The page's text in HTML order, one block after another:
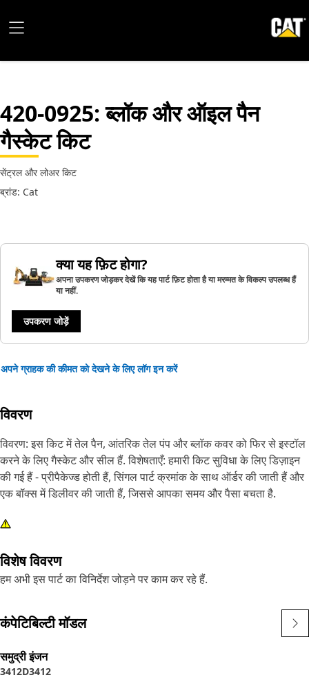
420-0925: ब्लॉक और ऑइल पैन
गैस्केट किट
सेंट्रल और लोअर किट
ब्रांड: Cat
क्या यह फ़िट होगा?
अपना उपकरण जोड़कर देखें कि यह पार्ट फ़िट होता है या मरम्मत के विकल्प उपलब्ध हैं
या नहीं.
उपकरण जोड़ें
अपने ग्राहक की कीमत को देखने के लिए लॉग इन करें
विवरण
विवरण: इस किट में तेल पैन, आंतरिक तेल पंप और ब्लॉक कवर को फिर से इस्टॉल
करने के लिए गैस्केट और सील हैं. विशेषताएँ: हमारी किट सुविधा के लिए डिज़ाइन
की गई हैं - प्रीपैकेज्ड होती हैं, सिंगल पार्ट क्रमांक के साथ ऑर्डर की जाती हैं और
एक बॉक्स में डिलीवर की जाती हैं, जिससे आपका समय और पैसा बचता है.
विशेष विवरण
हम अभी इस पार्ट का विनिर्देश जोड़ने पर काम कर रहे हैं.
कंपेटिबिल्टी मॉडल
समुद्री इंजन
3412D3412